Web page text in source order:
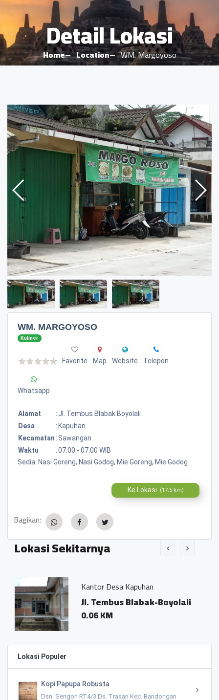
Detail Lokasi
Home Location WM. Margoyoso
WM. MARGOYOSO
Kuliner
Favorite Map Website Telepon
Whatsapp
Alamat : Jl. Tembus Blabak Boyolali
Desa
: Kapuhan
Kecamatan : Sawangan
Waktu
:07:00 - 07:00 WIB
Sedia: Nasi Goreng, Nasi Godog, Mie Goreng, Mie Godog
Ke Lokasi (17.5 km)
Bagikan:
Lokasi Sekitarnya
Kantor Desa Kapuhan
Jl. Tembus Blabak-Boyolali
0.06 KM
Lokasi Populer
Kopi Papupa Robusta
Dsn. Sengon RT4/3 Ds. Trasan Kec. Bandongan